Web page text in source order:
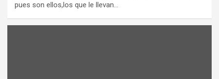
pues son ellos,los que le llevan…